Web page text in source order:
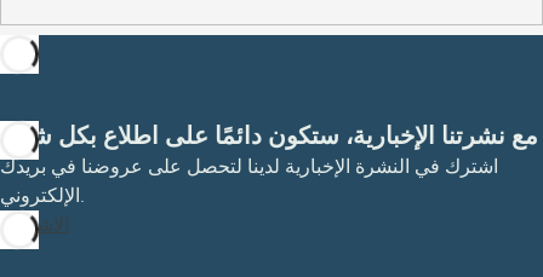
مع نشرتنا الإخبارية، ستكون دائمًا على اطلاع بكل شيء
اشترك في النشرة الإخبارية لدينا لتحصل على عروضنا في بريدك
الإلكتروني.
الاشتراك